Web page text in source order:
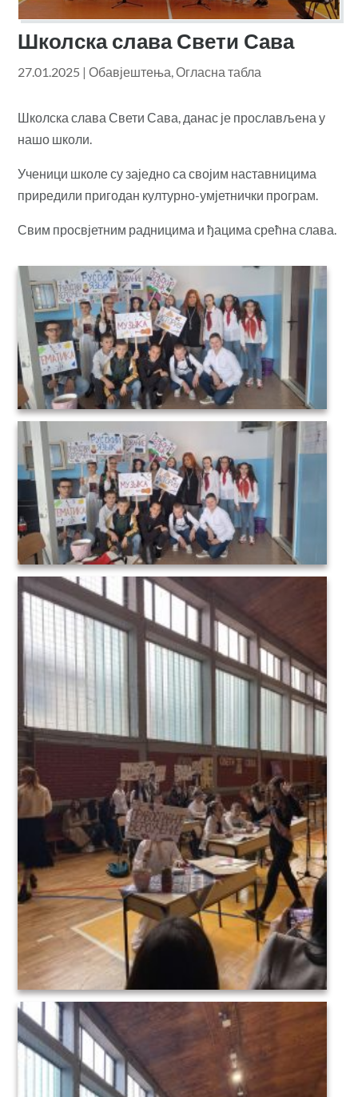
Школска слава Свети Сава
27.01.2025 |Обавјештења ,Огласна табла
Школска слава Свети Сава, данас је прослављена у
нашо школи.
Ученици школе су заједно са својим наставницима
приредили пригодан културно-умјетнички програм.
Свим просвјетним радницима и ђацима срећна слава.